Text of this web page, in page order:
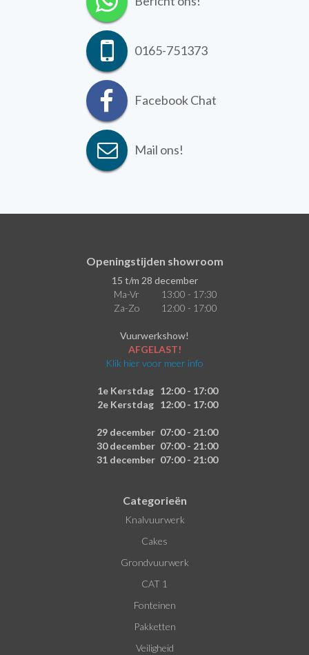
0165-751373
Facebook Chat
Mail ons!
Openingstijden showroom
15 t/m 28 december
Ma-Vr
13:00 - 17:30
Za-Zo
12:00 - 17:00
Vuurwerkshow!
AFGELAST!
Klik hier voor meer info
1e Kerstdag 12:00 - 17:00
2e Kerstdag 12:00 - 17:00
29 december 07:00 - 21:00
30 december 07:00 - 21:00
31 december 07:00 - 21:00
Categorieën
Knalvuurwerk
Cakes
Grondvuurwerk
CAT 1
Fonteinen
Pakketten
Veiligheid